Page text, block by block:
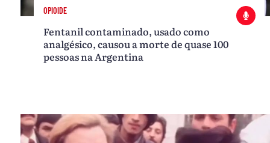
OPIOIDE
Fentanil contaminado, usado como
analgésico, causou a morte de quase 100
pessoas na Argentina